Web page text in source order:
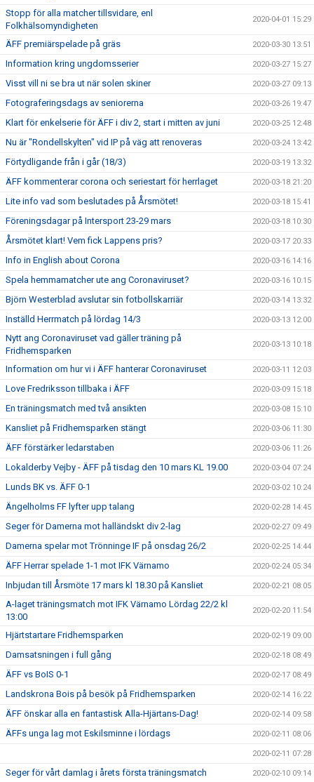
Stopp för alla matcher tillsvidare, enl
Folkhälsomyndigheten
2020-04-01 15:29
ÄFF premiärspelade på gräs 2020-03-30 13:51
Information kring ungdomsserier 2020-03-27 15:27
Visst vill ni se bra ut när solen skiner 2020-03-27 09:13
Fotograferingsdags av seniorerna 2020-03-26 19:47
Klart för enkelserie för ÄFF i div 2, start i mitten av juni 2020-03-25 12:48
Nu är "Rondellskylten" vid IP på väg att renoveras 2020-03-24 13:42
Förtydligande från i går (18/3) 2020-03-19 13:32
ÄFF kommenterar corona och seriestart för herrlaget 2020-03-18 21:20
Lite info vad som beslutades på Årsmötet! 2020-03-18 15:41
Föreningsdagar på Intersport 23-29 mars 2020-03-18 10:30
Årsmötet klart! Vem fick Lappens pris? 2020-03-17 20:33
Info in English about Corona 2020-03-16 14:16
Spela hemmamatcher ute ang Coronaviruset? 2020-03-16 10:15
Björn Westerblad avslutar sin fotbollskarriär 2020-03-14 13:32
Inställd Herrmatch på lördag 14/3 2020-03-13 12:00
Nytt ang Coronaviruset vad gäller träning på
Fridhemsparken
2020-03-13 10:18
Information om hur vi i ÄFF hanterar Coronaviruset 2020-03-11 12:03
Love Fredriksson tillbaka i ÄFF 2020-03-09 15:18
En träningsmatch med två ansikten 2020-03-08 15:10
Kansliet på Fridhemsparken stängt 2020-03-06 11:30
ÄFF förstärker ledarstaben 2020-03-06 11:26
Lokalderby Vejby - ÄFF på tisdag den 10 mars KL 19.00 2020-03-04 07:24
Lunds BK vs. ÄFF 0-1 2020-03-02 10:24
Ängelholms FF lyfter upp talang 2020-02-28 14:45
Seger för Damerna mot halländskt div 2-lag 2020-02-27 09:49
Damerna spelar mot Trönninge IF på onsdag 26/2 2020-02-25 14:44
ÄFF Herrar spelade 1-1 mot IFK Värnamo 2020-02-24 05:34
Inbjudan till Årsmöte 17 mars kl 18.30 på Kansliet 2020-02-21 08:05
A-laget träningsmatch mot IFK Värnamo Lördag 22/2 kl
13:00
2020-02-20 11:54
Hjärtstartare Fridhemsparken 2020-02-19 09:00
Damsatsningen i full gång 2020-02-18 08:49
ÄFF vs BoIS 0-1 2020-02-17 08:49
Landskrona Bois på besök på Fridhemsparken 2020-02-14 16:22
ÄFF önskar alla en fantastisk Alla-Hjärtans-Dag! 2020-02-14 09:58
ÄFFs unga lag mot Eskilsminne i lördags 2020-02-11 08:06
2020-02-11 07:28
Seger för vårt damlag i årets första träningsmatch 2020-02-10 09:14